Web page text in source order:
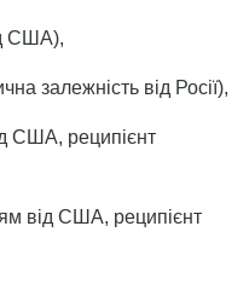
США),
залежність від Росії),
США, реципієнт
від США, реципієнт